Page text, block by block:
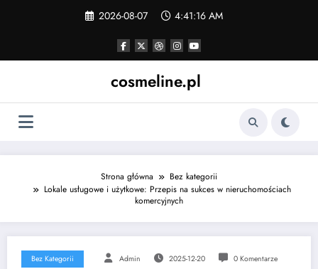
2026-08-07 4:41:16 AM
cosmeline.pl
Strona główna
Bez kategorii
Lokale usługowe i użytkowe: Przepis na sukces w nieruchomościach
komercyjnych
Bez Kategorii Admin 2025-12-20 0 Komentarze